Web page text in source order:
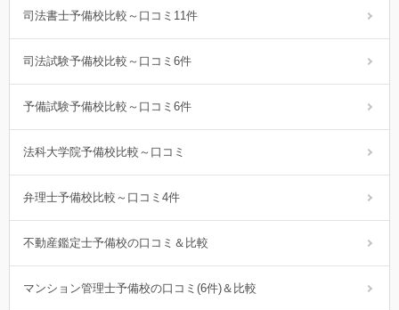
司法書士予備校比較～口コミ11件
司法試験予備校比較～口コミ6件
予備試験予備校比較～口コミ6件
法科大学院予備校比較～口コミ
弁理士予備校比較～口コミ4件
不動産鑑定士予備校の口コミ＆比較
マンション管理士予備校の口コミ(6件)＆比較